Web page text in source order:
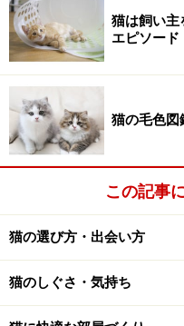
【編集部おすすめの購入サ
楽天市場で猫の
猫は飼い主
エピソード
猫の毛色図
この記事
猫の選び方・出会い方
猫のしぐさ・気持ち